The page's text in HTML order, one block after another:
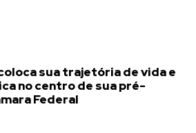
sua trajetória de vida e
no centro de sua pré-
Federal